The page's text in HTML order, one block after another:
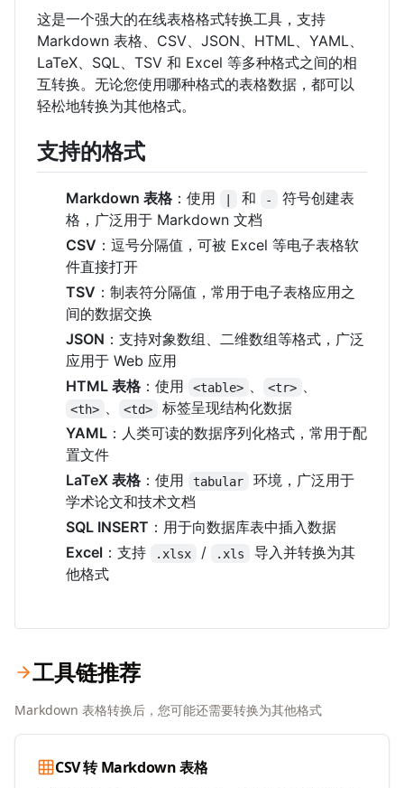
这是一个强大的在线表格格式转换工具，支持
Markdown 表格、CSV、JSON、HTML、YAML、
LaTeX、SQL、TSV 和 Excel 等多种格式之间的相
互转换。无论您使用哪种格式的表格数据，都可以
轻松地转换为其他格式。
支持的格式
Markdown 表格 ：使用 | 和 -
符号创建表
格，广泛用于 Markdown 文档
CSV ：逗号分隔值，可被 Excel 等电子表格软
件直接打开
TSV ：制表符分隔值，常用于电子表格应用之
间的数据交换
JSON ：支持对象数组、二维数组等格式，广泛
应用于 Web 应用
HTML 表格 ：使用 <table> 、 <tr> 、
<th> 、 <td>
标签呈现结构化数据
YAML ：人类可读的数据序列化格式，常用于配
置文件
LaTeX 表格 ：使用 tabular
环境，广泛用于
学术论文和技术文档
SQL INSERT ：用于向数据库表中插入数据
Excel ：支持 .xlsx / .xls
导入并转换为其
他格式
工具链推荐
Markdown 表格转换后，您可能还需要转换为其他格式
CSV 转 Markdown 表格